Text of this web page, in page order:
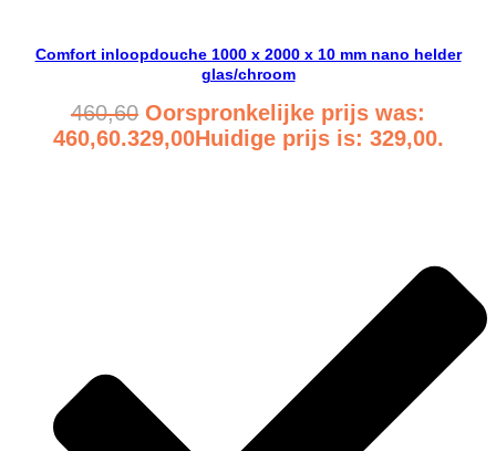
Comfort inloopdouche 1000 x 2000 x 10 mm nano helder
glas/chroom
460,60 Oorspronkelijke prijs was:
460,60.329,00Huidige prijs is: 329,00.